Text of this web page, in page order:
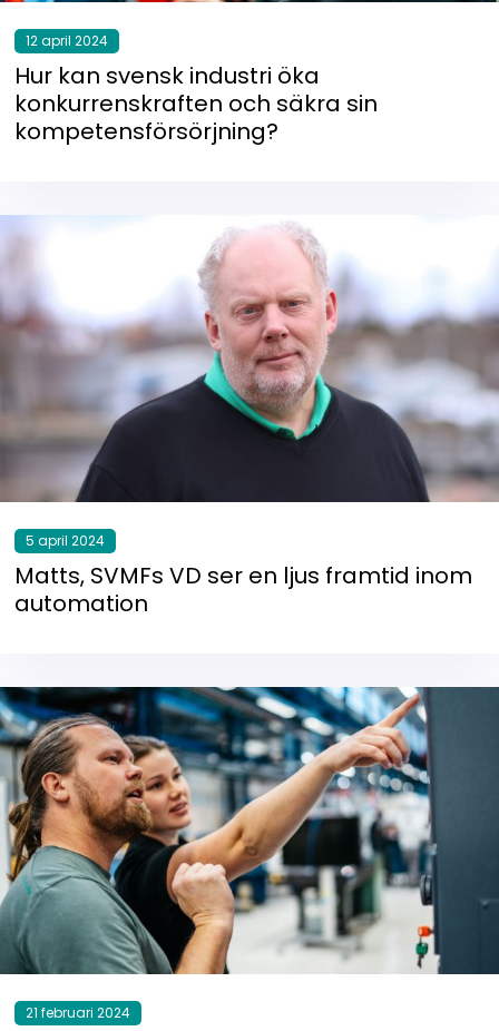
12 april 2024
Hur kan svensk industri öka
konkurrenskraften och säkra sin
kompetensförsörjning?
5 april 2024
Matts, SVMFs VD ser en ljus framtid inom
automation
21 februari 2024